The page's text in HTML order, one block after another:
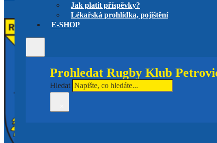
Jak platit příspěvky?
Lékařská prohlídka, pojištění
E-SHOP
Prohledat Rugby Klub
Hledat